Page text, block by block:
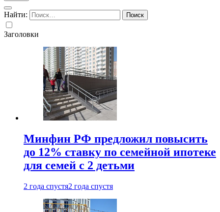
Найти:
Заголовки
Минфин РФ предложил повысить
до 12% ставку по семейной ипотеке
для семей с 2 детьми
2 года спустя2 года спустя